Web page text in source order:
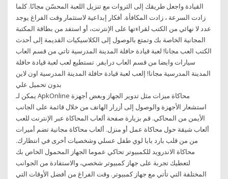
القيادة واجعل طريقك إلى الثروات مع تنزيل اللعبة المحسّن مجانًا. كلما
زادت السرعة ، زادت المكافأة. أفكار إبداعية لاستثمار وقت الفراغ يوجد
عدد لا نهائي من الكتب لقراءتها على الإنترنت، أو استفد من بطاقة المكتبة
المجانية الخاصة بك وتمتع بالوصول إلى الكلاسيكيات القديمة إلى أحدث
الكتب العب مجانا! لعبة قيادة حافلة المدينة المدرسية تاتي من قسم العاب
سيارات وايضا من قسم العاب درايفر. تستطيع لعب لعبة قيادة حافلة
المدينة المدرسية مجانا! إلعب لعبة قيادة حافلة المدينة المدرسية اون لاين
بدون تحميل علي
يمكن لـ ApkOnline محاكاة ميزات مثل تدوير الجهاز وبعض أجهزة
استشعار الأجهزة والوصول إلى أزرار الهاتف من خلال قائمة على الجانب
الأيمن من المحاكي. قم بزيارة صفحة ألعاب المحاكاة عبر الإنترنت للعب
ألعاب شيقة حول محاكاة عمل أو منزل. ألعاب محاكاة مجانية تضم أميرات
من من قلب بارد بابا لوي طفل عسلي وشخصيات أخرى في انتظارك.
محاكاة الاندرويد للكمبيوتر تحاكي عموما الجهاز المحمول الخاص بك
لتعطيك تجربة على جهاز كمبيوتر شخصي، والاستفادة من الجوانب
المختلفة التي تأتي مع جهاز كمبيوتر. وقت الفراغ من أفضل الأوقات التي